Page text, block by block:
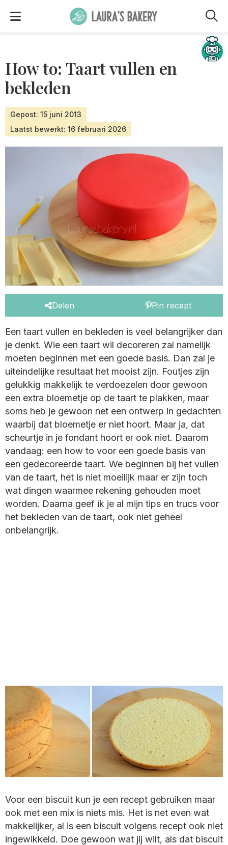
How to: Taart vullen en
bekleden
Gepost: 15 juni 2013
Laatst bewerkt: 16 februari 2026
Delen Pin recept
Een taart vullen en bekleden is veel belangrijker dan
je denkt. Wie een taart wil decoreren zal namelijk
moeten beginnen met een goede basis. Dan zal je
uiteindelijke resultaat het mooist zijn. Foutjes zijn
gelukkig makkelijk te verdoezelen door gewoon
een extra bloemetje op de taart te plakken, maar
soms heb je gewoon net een ontwerp in gedachten
waarbij dat bloemetje er niet hoort. Maar ja, dat
scheurtje in je fondant hoort er ook niet. Daarom
vandaag: een how to voor een goede basis van
een gedecoreerde taart. We beginnen bij het vullen
van de taart, het is niet moeilijk maar er zijn toch
wat dingen waarmee rekening gehouden moet
worden. Daarna geef ik je al mijn tips en trucs voor
het bekleden van de taart, ook niet geheel
onbelangrijk.
Voor een biscuit kun je een recept gebruiken maar
ook met een mix is niets mis. Het is net even wat
makkelijker, al is een biscuit volgens recept ook niet
ingewikkeld. Doe gewoon wat jij wilt, als dat biscuit